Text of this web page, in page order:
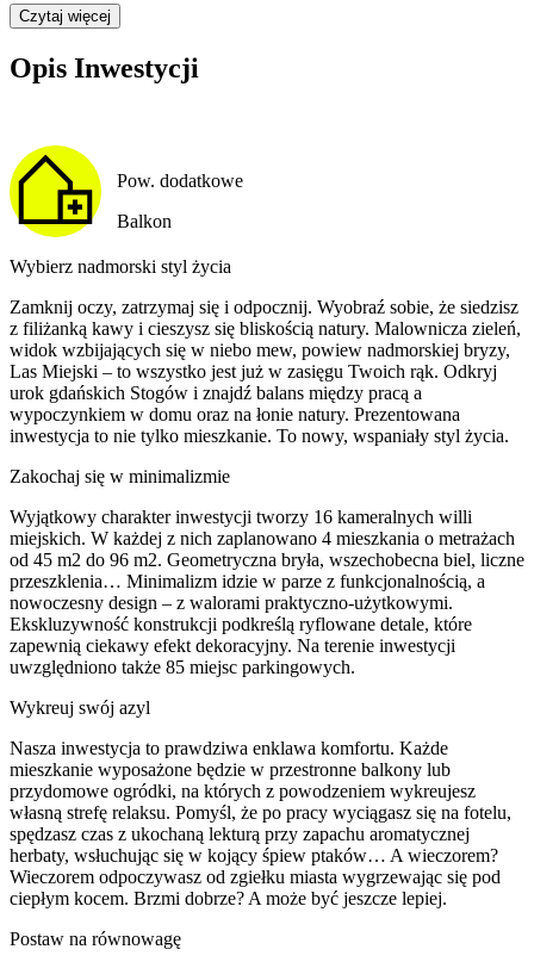
Czytaj więcej
Opis Inwestycji
Pow. dodatkowe
Balkon
Wybierz nadmorski styl życia
Zamknij oczy, zatrzymaj się i odpocznij. Wyobraź sobie, że siedzisz
z filiżanką kawy i cieszysz się bliskością natury. Malownicza zieleń,
widok wzbijających się w niebo mew, powiew nadmorskiej bryzy,
Las Miejski – to wszystko jest już w zasięgu Twoich rąk. Odkryj
urok gdańskich Stogów i znajdź balans między pracą a
wypoczynkiem w domu oraz na łonie natury. Prezentowana
inwestycja to nie tylko mieszkanie. To nowy, wspaniały styl życia.
Zakochaj się w minimalizmie
Wyjątkowy charakter inwestycji tworzy 16 kameralnych willi
miejskich. W każdej z nich zaplanowano 4 mieszkania o metrażach
od 45 m2 do 96 m2. Geometryczna bryła, wszechobecna biel, liczne
przeszklenia… Minimalizm idzie w parze z funkcjonalnością, a
nowoczesny design – z walorami praktyczno-użytkowymi.
Ekskluzywność konstrukcji podkreślą ryflowane detale, które
zapewnią ciekawy efekt dekoracyjny. Na terenie inwestycji
uwzględniono także 85 miejsc parkingowych.
Wykreuj swój azyl
Nasza inwestycja to prawdziwa enklawa komfortu. Każde
mieszkanie wyposażone będzie w przestronne balkony lub
przydomowe ogródki, na których z powodzeniem wykreujesz
własną strefę relaksu. Pomyśl, że po pracy wyciągasz się na fotelu,
spędzasz czas z ukochaną lekturą przy zapachu aromatycznej
herbaty, wsłuchując się w kojący śpiew ptaków… A wieczorem?
Wieczorem odpoczywasz od zgiełku miasta wygrzewając się pod
ciepłym kocem. Brzmi dobrze? A może być jeszcze lepiej.
Postaw na równowagę